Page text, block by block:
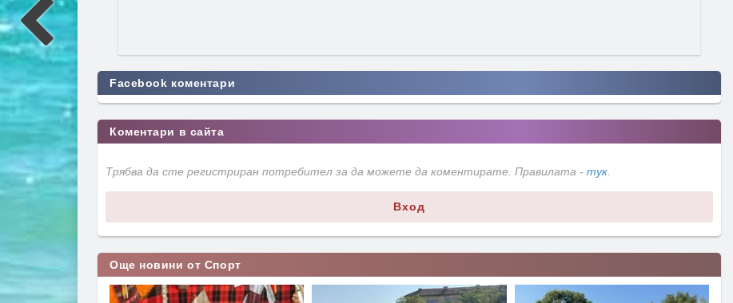
Facebook коментари
Коментари в сайта
Трябва да сте регистриран потребител за да можете да коментирате. Правилата - тук.
Вход
Още новини от Спорт